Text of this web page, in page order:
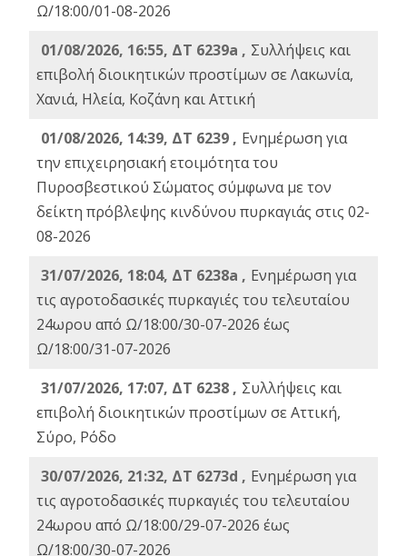
Ω/18:00/01-08-2026
01/08/2026, 16:55, ΔΤ 6239a , Συλλήψεις και
επιβολή διοικητικών προστίμων σε Λακωνία,
Χανιά, Ηλεία, Κοζάνη και Αττική
01/08/2026, 14:39, ΔΤ 6239 , Ενημέρωση για
την επιχειρησιακή ετοιμότητα του
Πυροσβεστικού Σώματος σύμφωνα με τον
δείκτη πρόβλεψης κινδύνου πυρκαγιάς στις 02-
08-2026
31/07/2026, 18:04, ΔΤ 6238a , Ενημέρωση για
τις αγροτοδασικές πυρκαγιές του τελευταίου
24ωρου από Ω/18:00/30-07-2026 έως
Ω/18:00/31-07-2026
31/07/2026, 17:07, ΔΤ 6238 , Συλλήψεις και
επιβολή διοικητικών προστίμων σε Αττική,
Σύρο, Ρόδο
30/07/2026, 21:32, ΔΤ 6273d , Ενημέρωση για
τις αγροτοδασικές πυρκαγιές του τελευταίου
24ωρου από Ω/18:00/29-07-2026 έως
Ω/18:00/30-07-2026